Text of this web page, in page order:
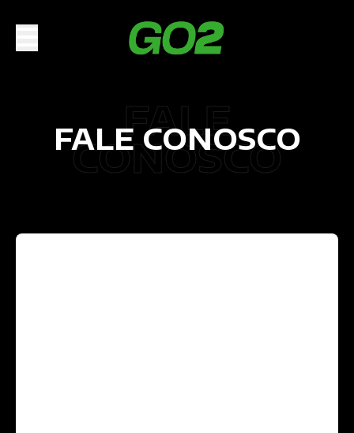
FALE
CONOSCO
FALE CONOSCO